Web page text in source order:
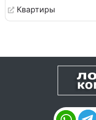
Квартиры